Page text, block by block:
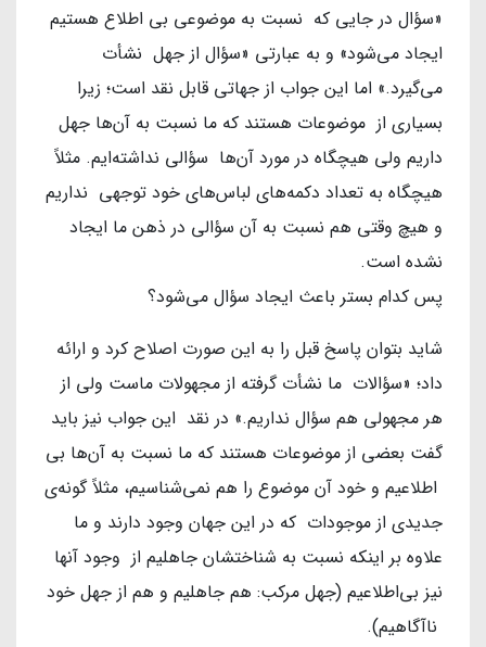
«سؤال در جایی که نسبت به موضوعی بی اطلاع هستیم
ایجاد می‌شود» و به عبارتی «سؤال از جهل نشأت
می‌گیرد.» اما این جواب از جهاتی قابل نقد است؛ زیرا
بسیاری از موضوعات هستند که ما نسبت به آن‌ها جهل
داریم ولی هیچگاه در مورد آن‌ها سؤالی نداشته‌ایم. مثلاً
هیچگاه به تعداد دکمه‌های لباس‌های خود توجهی نداریم
و هیچ وقتی هم نسبت به آن سؤالی در ذهن ما ایجاد
نشده است.
پس کدام بستر باعث ایجاد سؤال می‌شود؟
شاید بتوان پاسخ قبل را به این صورت اصلاح کرد و ارائه
داد؛ «سؤالات ما نشأت گرفته از مجهولات ماست ولی از
هر مجهولی هم سؤال نداریم.» در نقد این جواب نیز باید
گفت بعضی از موضوعات هستند که ما نسبت به آن‌ها بی
اطلاعیم و خود آن موضوع را هم نمی‌شناسیم، مثلاً گونه‌ی
جدیدی از موجودات که در این جهان وجود دارند و ما
علاوه بر اینکه نسبت به شناختشان جاهلیم از وجود آنها
نیز بی‌اطلاعیم (جهل مرکب: هم جاهلیم و هم از جهل خود
ناآگاهیم).